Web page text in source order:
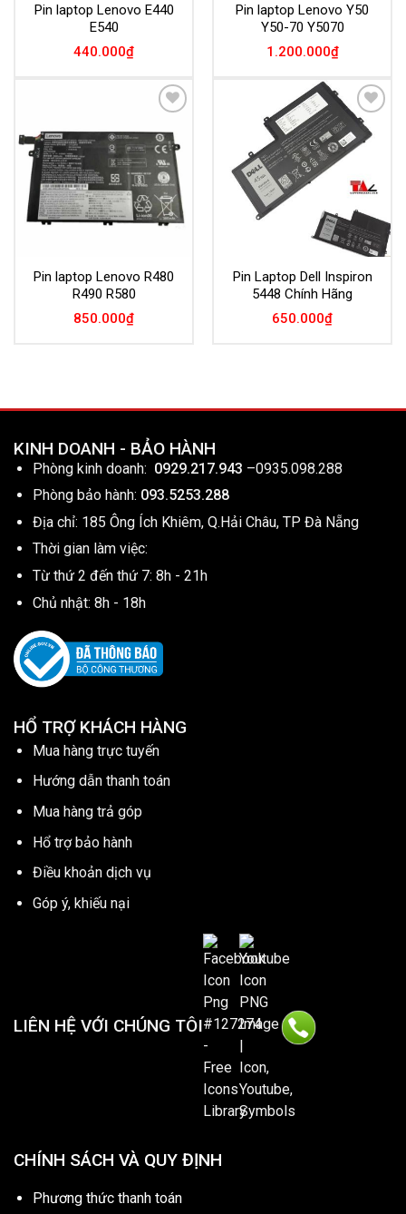
Pin laptop Lenovo E440
E540
440.000₫
Pin laptop Lenovo Y50
Y50-70 Y5070
1.200.000₫
Wishlist
Pin laptop Lenovo R480
R490 R580
850.000₫
Add to
Wishlist
Pin Laptop Dell Inspiron
5448 Chính Hãng
650.000₫
KINH DOANH - BẢO HÀNH
Phòng kinh doanh: 0929.217.943 –0935.098.288
Phòng bảo hành: 093.5253.288
Địa chỉ: 185 Ông Ích Khiêm, Q.Hải Châu, TP Đà Nẵng
Thời gian làm việc:
Từ thứ 2 đến thứ 7: 8h - 21h
Chủ nhật: 8h - 18h
HỔ TRỢ KHÁCH HÀNG
Mua hàng trực tuyến
Hướng dẫn thanh toán
Mua hàng trả góp
Hổ trợ bảo hành
Điều khoản dịch vụ
Góp ý, khiếu nại
LIÊN HỆ VỚI CHÚNG TÔI
CHÍNH SÁCH VÀ QUY ĐỊNH
Phương thức thanh toán